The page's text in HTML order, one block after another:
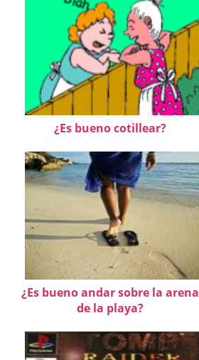
¿Es bueno cotillear?
¿Es bueno andar sobre la arena
de la playa?